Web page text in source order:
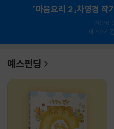
『마음요리 2』차영경
예스24
예스펀딩